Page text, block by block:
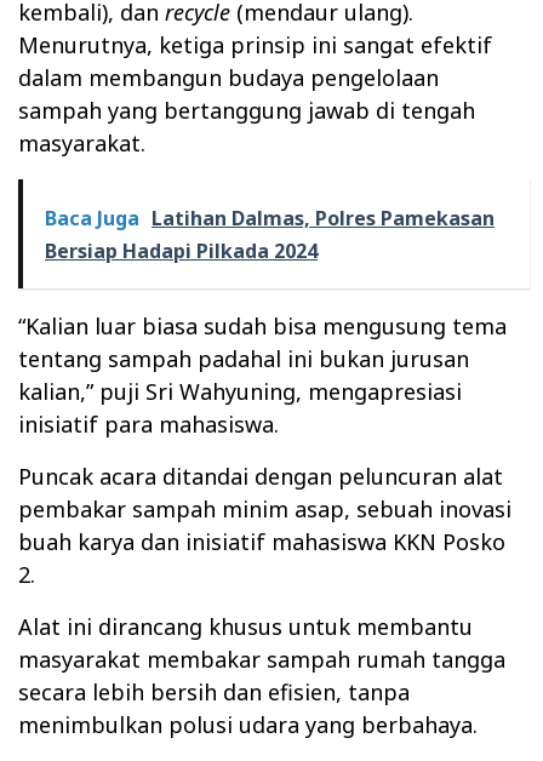
kembali), dan recycle (mendaur ulang).
Menurutnya, ketiga prinsip ini sangat efektif
dalam membangun budaya pengelolaan
sampah yang bertanggung jawab di tengah
masyarakat.
Baca Juga Latihan Dalmas, Polres Pamekasan
Bersiap Hadapi Pilkada 2024
“Kalian luar biasa sudah bisa mengusung tema
tentang sampah padahal ini bukan jurusan
kalian,” puji Sri Wahyuning, mengapresiasi
inisiatif para mahasiswa.
Puncak acara ditandai dengan peluncuran alat
pembakar sampah minim asap, sebuah inovasi
buah karya dan inisiatif mahasiswa KKN Posko
2.
Alat ini dirancang khusus untuk membantu
masyarakat membakar sampah rumah tangga
secara lebih bersih dan efisien, tanpa
menimbulkan polusi udara yang berbahaya.